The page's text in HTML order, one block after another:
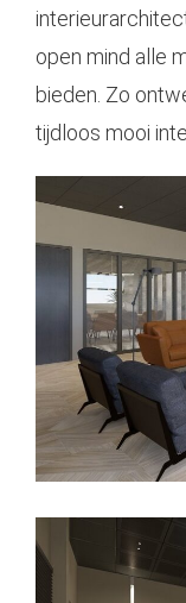
open mind alle
bieden. Zo
tijdloos mooi